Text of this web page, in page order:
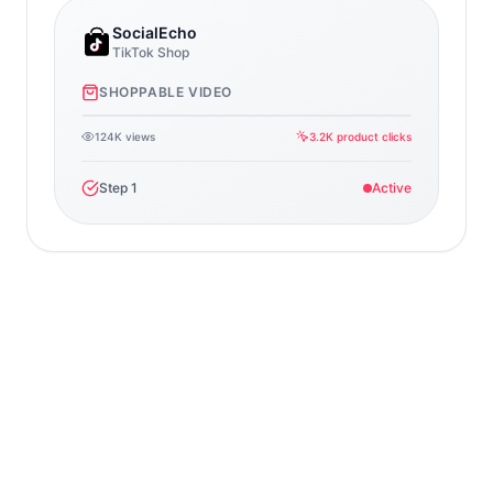
SocialEcho
TikTok Shop
SHOPPABLE VIDEO
$29.9
124K views 3.2K product clicks
Step 1 Active